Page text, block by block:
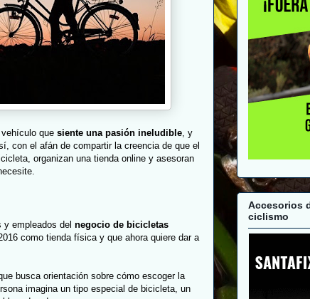
que siente una pasión ineludible, y
con el afán de compartir la creencia de que el
organizan una tienda online y asesoran
y empleados del negocio de bicicletas
como tienda física y que ahora quiere dar a
busca orientación sobre cómo escoger la
imagina un tipo especial de bicicleta, un
Accesorios
ciclismo